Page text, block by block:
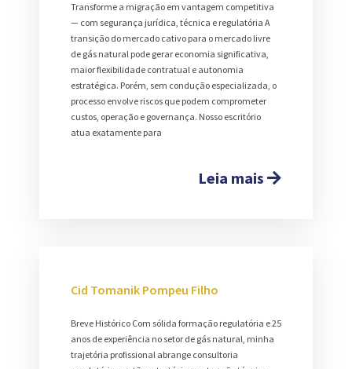
Transforme a migração em vantagem competitiva
— com segurança jurídica, técnica e regulatória A
transição do mercado cativo para o mercado livre
de gás natural pode gerar economia significativa,
maior flexibilidade contratual e autonomia
estratégica. Porém, sem condução especializada, o
processo envolve riscos que podem comprometer
custos, operação e governança. Nosso escritório
atua exatamente para
Leia mais
Cid Tomanik Pompeu Filho
Breve Histórico Com sólida formação regulatória e 25
anos de experiência no setor de gás natural, minha
trajetória profissional abrange consultoria